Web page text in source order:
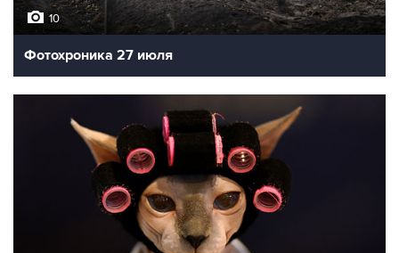
10
Фотохроника 27 июля